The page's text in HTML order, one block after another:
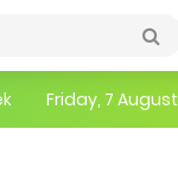
Friday, 7 August